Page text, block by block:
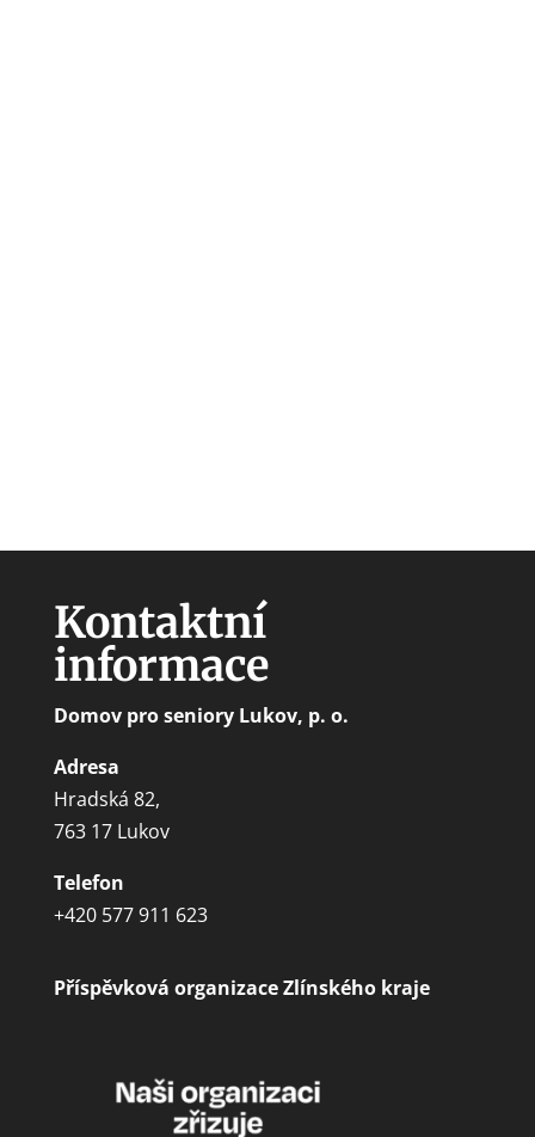
Kontaktní
informace
Domov pro seniory Lukov, p. o.
Adresa
Hradská 82,
763 17 Lukov
Telefon
+420 577 911 623
Příspěvková organizace Zlínského kraje